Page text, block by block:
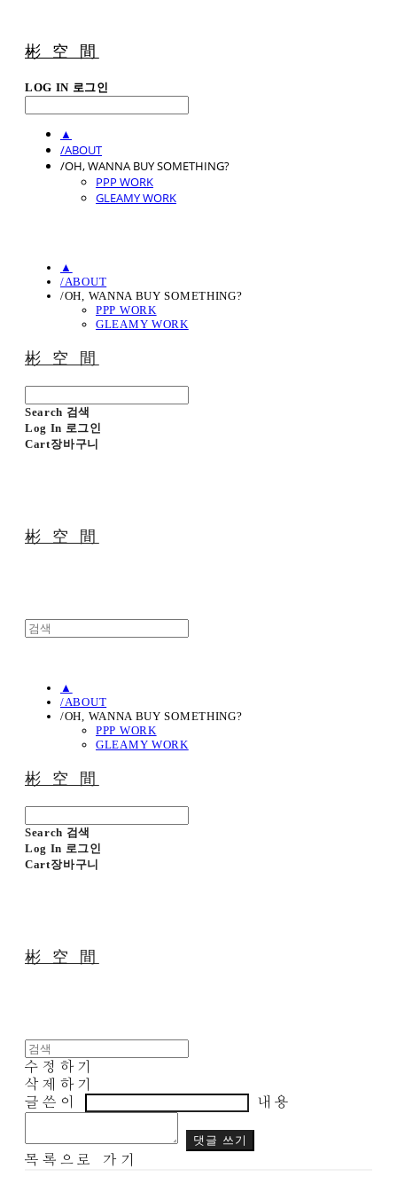
彬 空 間
LOG IN 로그인
▲
/ABOUT
/OH, WANNA BUY SOMETHING?
PPP WORK
GLEAMY WORK
▲
/ABOUT
/OH, WANNA BUY SOMETHING?
PPP WORK
GLEAMY WORK
彬 空 間
Search 검색
Log In 로그인
Cart장바구니
彬 空 間
▲
/ABOUT
/OH, WANNA BUY SOMETHING?
PPP WORK
GLEAMY WORK
彬 空 間
Search 검색
Log In 로그인
Cart장바구니
彬 空 間
수정하기
삭제하기
글쓴이
내용
댓글 쓰기
목록으로 가기